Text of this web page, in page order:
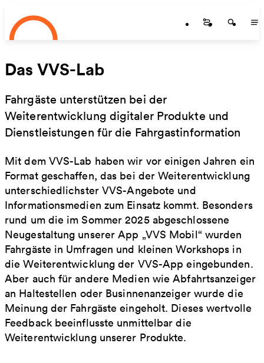
Zum Hauptinhalt springen
Startseite
Das VVS-Lab
Fahrgäste unterstützen bei der
Weiterentwicklung digitaler Produkte und
Dienstleistungen für die Fahrgastinformation
Mit dem VVS-Lab haben wir vor einigen Jahren ein
Format geschaffen, das bei der Weiterentwicklung
unterschiedlichster VVS-Angebote und
Informationsmedien zum Einsatz kommt. Besonders
rund um die im Sommer 2025 abgeschlossene
Neugestaltung unserer App „VVS Mobil“ wurden
Fahrgäste in Umfragen und kleinen Workshops in
die Weiterentwicklung der VVS-App eingebunden.
Aber auch für andere Medien wie Abfahrtsanzeiger
an Haltestellen oder Businnenanzeiger wurde die
Meinung der Fahrgäste eingeholt. Dieses wertvolle
Feedback beeinflusste unmittelbar die
Weiterentwicklung unserer Produkte.